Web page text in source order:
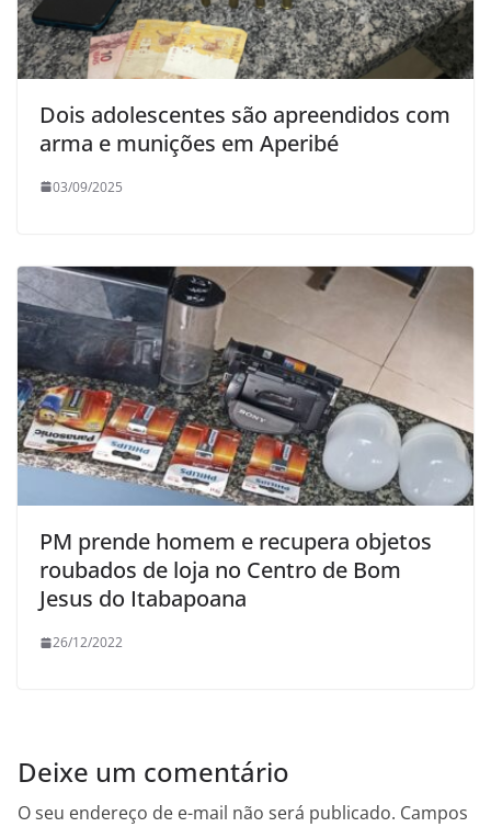
Dois adolescentes são apreendidos com
arma e munições em Aperibé
03/09/2025
PM prende homem e recupera objetos
roubados de loja no Centro de Bom
Jesus do Itabapoana
26/12/2022
Deixe um comentário
O seu endereço de e-mail não será publicado. Campos